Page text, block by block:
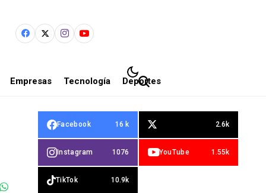
Empresas Tecnología Deportes
Facebook 16 k 2.6k
Instagram 1076 YouTube 1.55k
TikTok 10.9k